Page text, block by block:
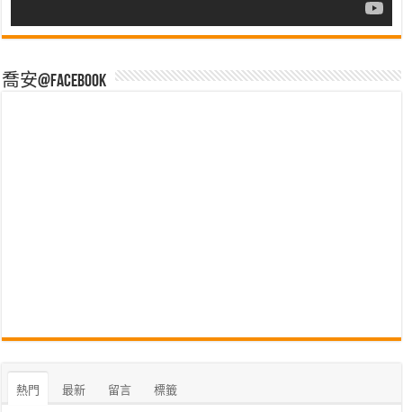
喬安@Facebook
熱門 最新 留言 標籤